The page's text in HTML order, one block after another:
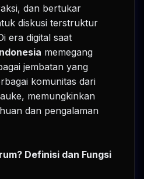
dan bertukar
diskusi terstruktur
era digital saat
memegang
jembatan yang
komunitas dari
memungkinkan
dan pengalaman
Definisi dan Fungsi